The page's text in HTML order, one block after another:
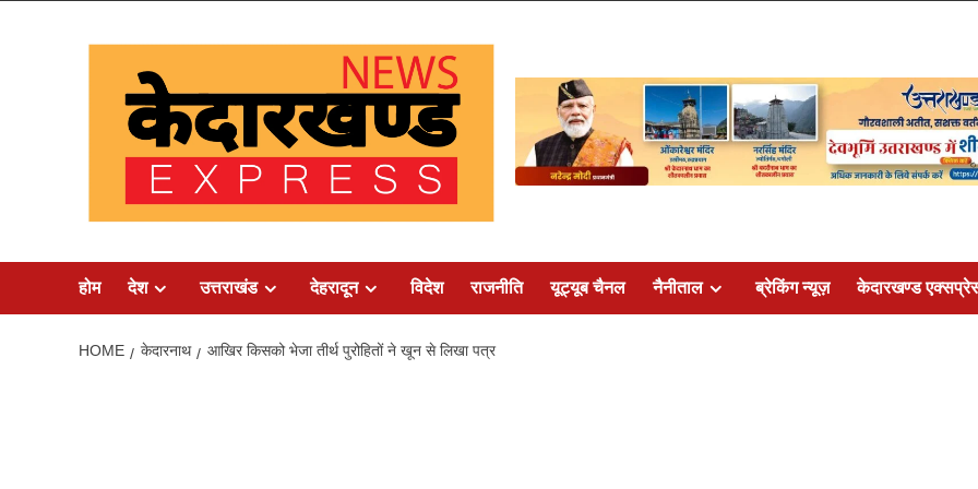
होम देश उत्तराखंड देहरादून विदेश राजनीति यूट्यूब चैनल नैनीताल ब्रेकिंग न्यूज़ केदारखण्ड
HOME केदारनाथ आखिर किसको भेजा तीर्थ पुरोहितों ने खून से लिखा पत्र